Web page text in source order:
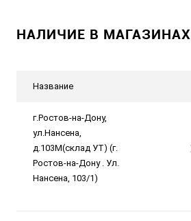
НАЛИЧИЕ В МАГАЗИНАХ
Название
г.Ростов-на-Дону,
ул.Нансена,
д.103М(склад УТ) (г.
Ростов-на-Дону . Ул.
Нансена, 103/1)